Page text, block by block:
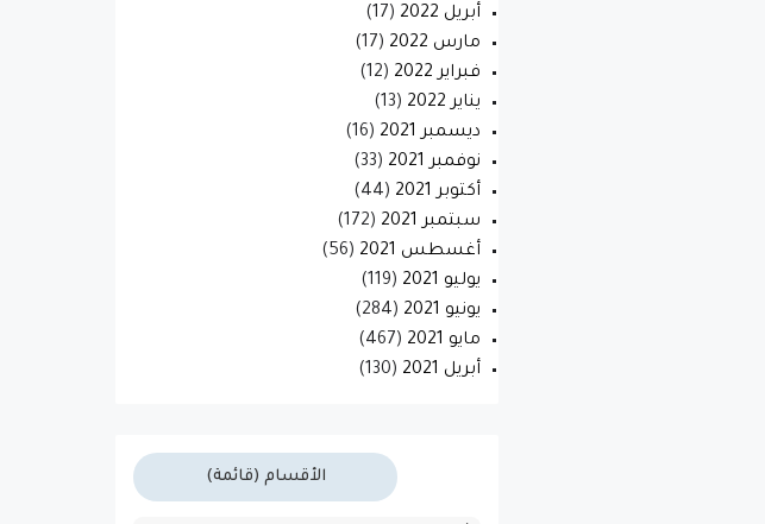
أبريل 2022
(17)
مارس 2022
(17)
فبراير 2022
(12)
يناير 2022
(13)
ديسمبر 2021
(16)
نوفمبر 2021
(33)
أكتوبر 2021
(44)
سبتمبر 2021
(172)
أغسطس 2021
(56)
يوليو 2021
(119)
يونيو 2021
(284)
مايو 2021
(467)
أبريل 2021
(130)
الأقسام (قائمة)